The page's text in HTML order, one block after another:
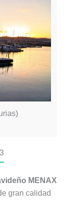
MENAX
gran calidad